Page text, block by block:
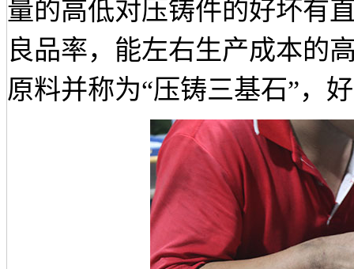
量的高低对压铸件的好坏有
良品率，能左右生产成本的
原料并称为“压铸三基石”，